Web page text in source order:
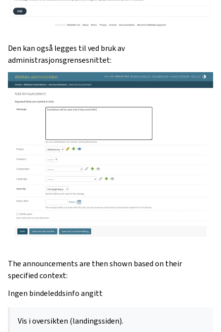
navigation of Oppsettsinstruks
Den kan også legges til ved bruk av
administrasjonsgrensesnittet:
The announcements are then shown based on their
specified context:
Ingen bindeleddsinfo angitt
Vis i oversikten (landingssiden).